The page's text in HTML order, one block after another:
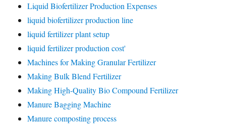
Liquid Biofertilizer Production Expenses
liquid biofertilizer production line
liquid fertilizer plant setup
liquid fertilizer production cost'
Machines for Making Granular Fertilizer
Making Bulk Blend Fertilizer
Making High-Quality Bio Compound Fertilizer
Manure Bagging Machine
Manure composting process